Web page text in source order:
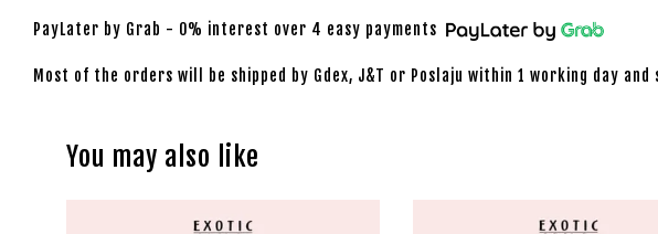
PayLater by Grab - 0% interest over 4 easy payments
Most of the orders will be shipped by Gdex, J&T or Poslaju within 1 working day
You may also like